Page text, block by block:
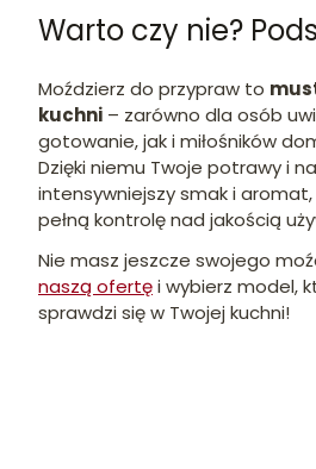
Warto czy nie?
Moździerz do przypraw to
kuchni – zarówno dla osób
gotowanie, jak i miłośników
Dzięki niemu Twoje potrawy i
intensywniejszy smak i
pełną kontrolę nad jakością
Nie masz jeszcze swojego
naszą ofertęi wybierz model,
sprawdzi się w Twojej kuchni!